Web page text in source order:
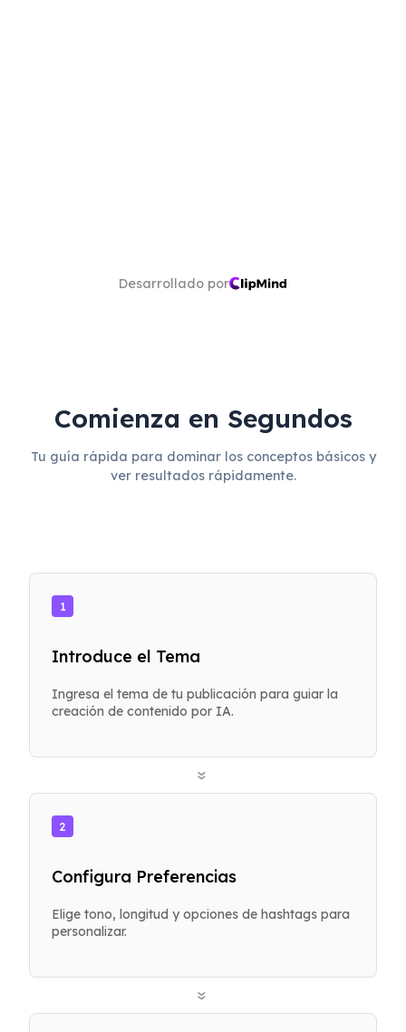
Desarrollado por
Comienza en Segundos
Tu guía rápida para dominar los conceptos básicos y
ver resultados rápidamente.
1
Introduce el Tema
Ingresa el tema de tu publicación para guiar la
creación de contenido por IA.
»
2
Configura Preferencias
Elige tono, longitud y opciones de hashtags para
personalizar.
»